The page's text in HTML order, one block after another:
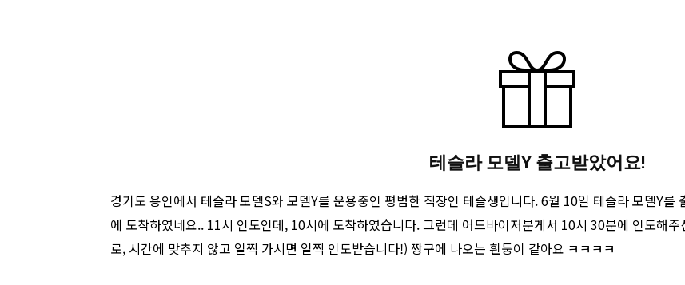
테슬라 모델Y 출고받았어요!
경기도 용인에서 테슬라 모델S와 모델Y를 운용중인 평범한 직장인 테슬생입니다. 6월 10일 테슬라 모델Y
에 도착하였네요.. 11시 인도인데, 10시에 도착하였습니다. 그런데 어드바이저분게서 10시 30분에 인도해
로, 시간에 맞추지 않고 일찍 가시면 일찍 인도받습니다!) 짱구에 나오는 흰둥이 같아요 ㅋㅋㅋㅋ